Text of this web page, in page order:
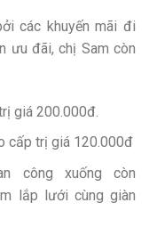
các khuyến mãi đi
ưu đãi, chị Sam còn
giá 200.000đ.
cấp trị giá 120.000đ
công xuống còn
lắp lưới cùng giàn